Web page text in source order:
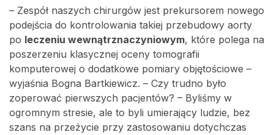
– Zespół naszych chirurgów jest prekursorem nowego
podejścia do kontrolowania takiej przebudowy aorty
po leczeniu wewnątrznaczyniowym, które polega na
poszerzeniu klasycznej oceny tomografii
komputerowej o dodatkowe pomiary objętościowe –
wyjaśnia Bogna Bartkiewicz. – Czy trudno było
zoperować pierwszych pacjentów? – Byliśmy w
ogromnym stresie, ale to byli umierający ludzie, bez
szans na przeżycie przy zastosowaniu dotychczas